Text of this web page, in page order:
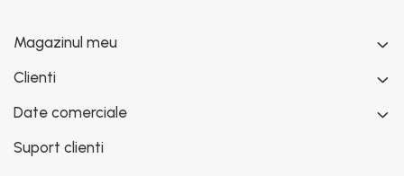
Magazinul meu
Clienti
Date comerciale
Suport clienti